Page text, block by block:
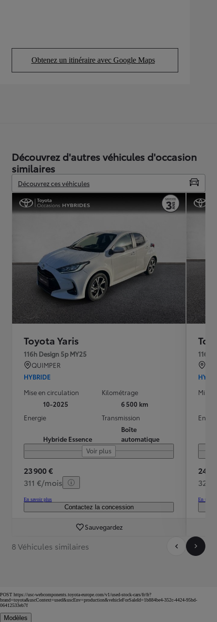
Obtenez un itinéraire avec Google Maps
(Opens in new tab)
Découvrez d'autres véhicules d'occasion
similaires
Découvrez ces véhicules
Toyota Yaris
116h Design 5p MY25
QUIMPER
HYBRIDE
Mise en circulation
10-2025
Kilométrage
6 500 km
Energie
Hybride Essence
Transmission
Boîte
automatique
Voir plus
23 900 €
311 €/mois
En savoir plus
Contactez la concession
Sauvegardez
116h
Mise
24
324
En
8 Véhicules similaires
POST https://usc-webcomponents.toyota-europe.com/v1/used-stock-cars/fr/fr?
brand=toyota&uscContext=used&uscEnv=production&vehicleForSaleId=1b884be4-352c-4424-95bd-
06412533eb7f
Modèles